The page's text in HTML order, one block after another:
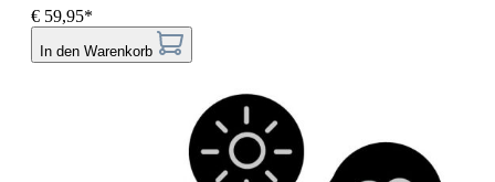
€ 59,95*
In den Warenkorb